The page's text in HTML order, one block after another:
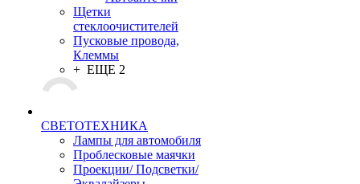
Щетки
стеклоочистителей
Пусковые провода,
Клеммы
+ ЕЩЕ 2
СВЕТОТЕХНИКА
Лампы для автомобиля
Проблесковые маячки
Проекции/ Подсветки/